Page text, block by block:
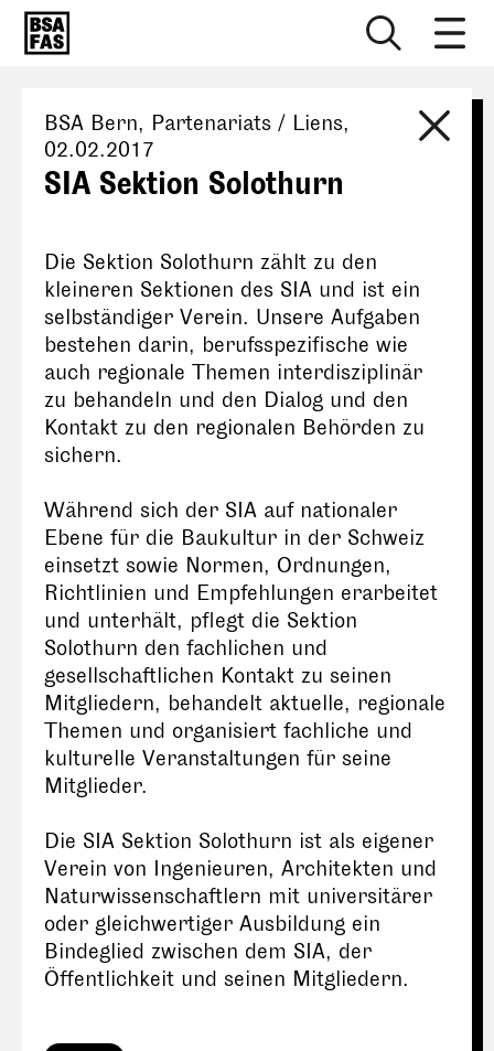
BSA Bern, Partenariats / Liens,
02.02.2017
SIA Sektion Solothurn
Die Sektion Solothurn zählt zu den
kleineren Sektionen des SIA und ist ein
selbständiger Verein. Unsere Aufgaben
bestehen darin, berufsspezifische wie
auch regionale Themen interdisziplinär
zu behandeln und den Dialog und den
Kontakt zu den regionalen Behörden zu
sichern.
Während sich der SIA auf nationaler
Ebene für die Baukultur in der Schweiz
einsetzt sowie Normen, Ordnungen,
Richtlinien und Empfehlungen erarbeitet
und unterhält, pflegt die Sektion
Solothurn den fachlichen und
gesellschaftlichen Kontakt zu seinen
Mitgliedern, behandelt aktuelle, regionale
Themen und organisiert fachliche und
kulturelle Veranstaltungen für seine
Mitglieder.
Die SIA Sektion Solothurn ist als eigener
Verein von Ingenieuren, Architekten und
Naturwissenschaftlern mit universitärer
oder gleichwertiger Ausbildung ein
Bindeglied zwischen dem SIA, der
Öffentlichkeit und seinen Mitgliedern.